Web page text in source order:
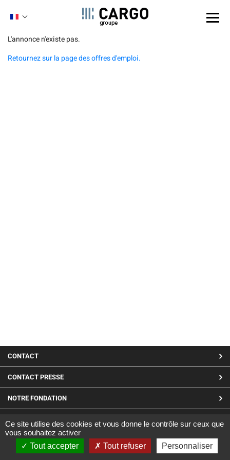
Aller
contenu
L'annonce n'existe pas.
Retournez sur la page des offres d'emploi.
MENU
PIED
DE
PAGE
CONTACT
CONTACT PRESSE
NOTRE FONDATION
LINKEDIN
Site réalisé par CARGO ©2019
|Mentions Légales |Confidentialité et cookies
ENGLISH
Ce site utilise des cookies et vous donne le contrôle sur ceux que
vous souhaitez activer
Tout accepter
Tout refuser Personnaliser